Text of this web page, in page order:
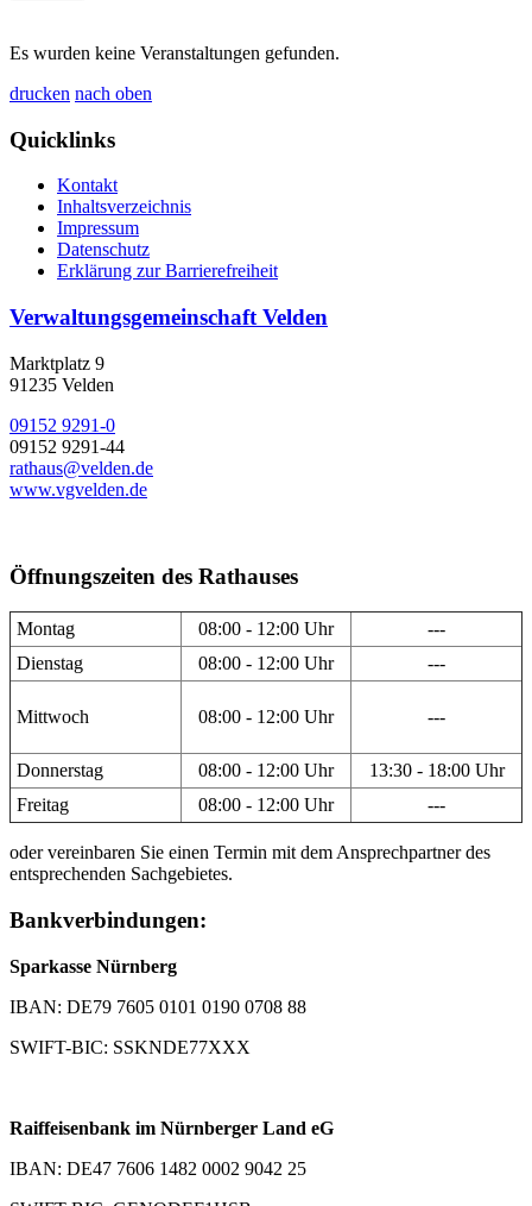
Es wurden keine Veranstaltungen gefunden.
drucken nach oben
Quicklinks
Kontakt
Inhaltsverzeichnis
Impressum
Datenschutz
Erklärung zur Barrierefreiheit
Verwaltungsgemeinschaft Velden
Marktplatz 9
91235 Velden
09152 9291-0
09152 9291-44
rathaus@velden.de
www.vgvelden.de
Öffnungszeiten des Rathauses
Montag 08:00 - 12:00 Uhr
---
Dienstag
08:00 - 12:00 Uhr ---
Mittwoch 08:00 - 12:00 Uhr ---
Donnerstag 08:00 - 12:00 Uhr
13:30 - 18:00 Uhr
Freitag
08:00 - 12:00 Uhr ---
oder vereinbaren Sie einen Termin mit dem Ansprechpartner des
entsprechenden Sachgebietes.
Bankverbindungen:
Sparkasse Nürnberg
IBAN: DE79 7605 0101 0190 0708 88
SWIFT-BIC: SSKNDE77XXX
Raiffeisenbank im Nürnberger Land eG
IBAN: DE47 7606 1482 0002 9042 25